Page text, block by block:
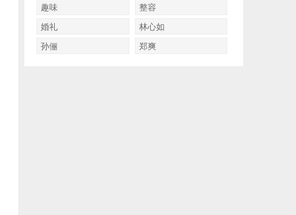
趣味
整容
婚礼
林心如
孙俪
郑爽